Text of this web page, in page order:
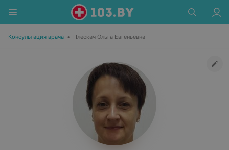
Консультация врача • Плескач Ольга Евгеньевна